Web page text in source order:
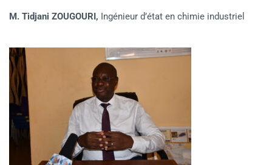
M. Tidjani ZOUGOURI, Ingénieur d’état en chimie industriel